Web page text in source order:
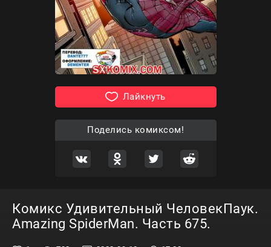
Лайкнуть
Поделись комиксом!
Комикс Удивительный ЧеловекПаук.
Amazing SpiderMan. Часть 675.